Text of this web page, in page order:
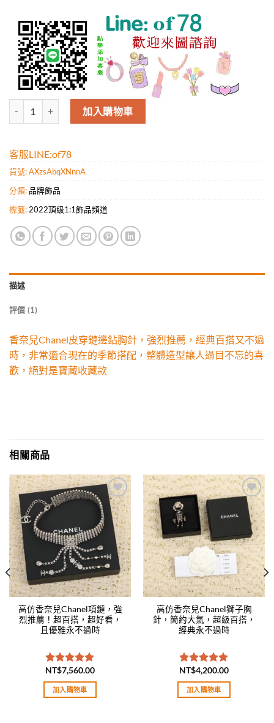
高仿香奈兒Chanel皮穿鏈邊鉆胸針，強烈推薦，經典百搭又不過時
加入購物車
客服LINE:of78
貨號:AXzsAbqXNnnA
分類: 品牌飾品
標籤: 2022頂級1:1飾品頻道
描述
評價 (1)
香奈兒Chanel皮穿鏈邊鉆胸針，強烈推薦，經典百搭又不過
時，非常適合現在的季節搭配，整體造型讓人過目不忘的喜
歡，絕對是寶藏收藏款
相關商品
Add to
wishlist
高仿香奈兒Chanel項鏈，強
烈推薦！超百搭，超好看，
且優雅永不過時
評分5.00
滿分 5
NT$7,560.00
加入購物車
Add to
wishlist
高仿香奈兒Chanel獅子胸
針，簡約大氣，超級百搭，
經典永不過時
評分5.00
滿分 5
NT$4,200.00
加入購物車